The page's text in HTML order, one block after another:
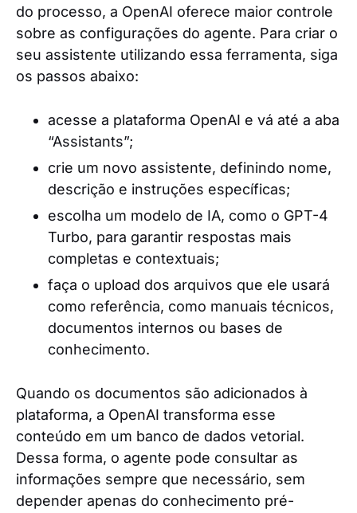
do processo, a OpenAI oferece maior controle
sobre as configurações do agente. Para criar o
seu assistente utilizando essa ferramenta, siga
os passos abaixo:
acesse a plataforma OpenAI e vá até a aba
“Assistants”;
crie um novo assistente, definindo nome,
descrição e instruções específicas;
escolha um modelo de IA, como o GPT-4
Turbo, para garantir respostas mais
completas e contextuais;
faça o upload dos arquivos que ele usará
como referência, como manuais técnicos,
documentos internos ou bases de
conhecimento.
Quando os documentos são adicionados à
plataforma, a OpenAI transforma esse
conteúdo em um banco de dados vetorial.
Dessa forma, o agente pode consultar as
informações sempre que necessário, sem
depender apenas do conhecimento pré-